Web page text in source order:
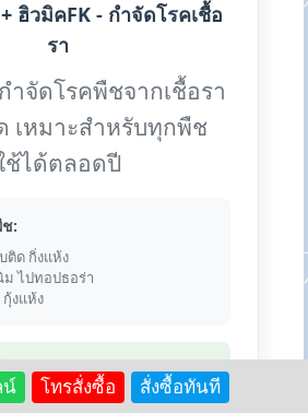
ฮิวมิคFK - กำจัดโรคเชื้อ
รา
ำจัดโรคพืชจากเชื้อรา
เหมาะสำหรับทุกพืช
ช้ได้ตลอดปี
:
ติด กิ่งแห้ง
ม ไปทอปธอร่า
งแห้ง
ามแข็งแรงให้พืช ทำให้ต้านทานโรค
ฟูพืชที่เสียหายจากโรคเร็วกว่า ผสม
น์ โทรสั่งซื้อ สั่งซื้อทันที